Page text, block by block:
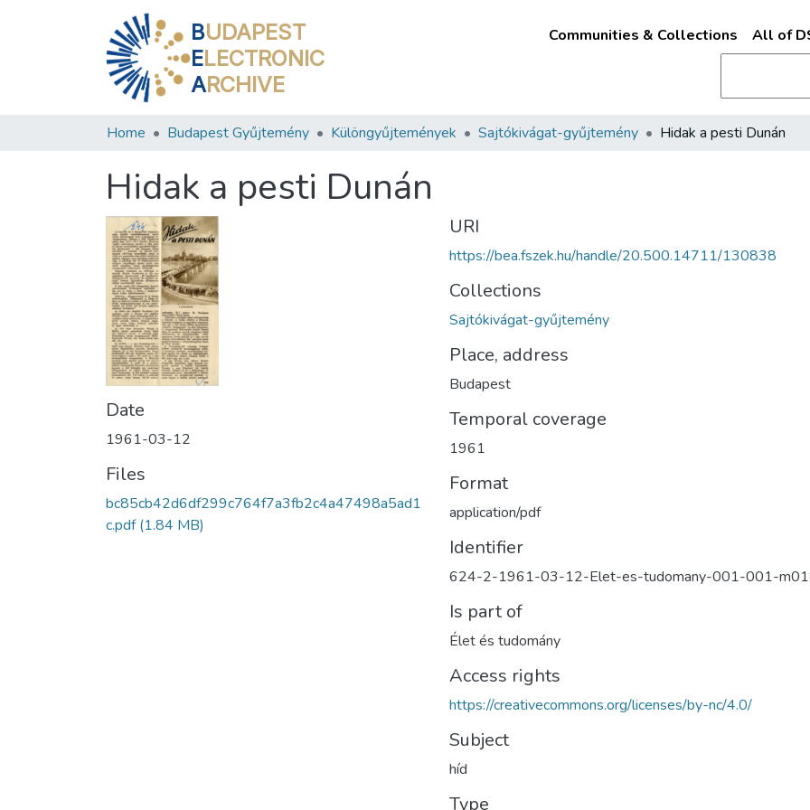
BUDAPEST
ELECTRONIC
ARCHIVE
Communities & Collections All of
Home Budapest Gyűjtemény Különgyűjtemények Sajtókivágat-gyűjtemény Hidak a pesti Dunán
Hidak a pesti Dunán
Date
1961-03-12
Files
bc85cb42d6df299c764f7a3fb2c4a47498a5ad1
c.pdf(1.84 MB)
URI
https://bea.fszek.hu/handle/20.500.14711/130838
Collections
Sajtókivágat-gyűjtemény
Place, address
Budapest
Temporal coverage
1961
Format
application/pdf
Identifier
624-2-1961-03-12-Elet-es-tudomany-001-001-
Is part of
Élet és tudomány
Access rights
https://creativecommons.org/licenses/by-nc/4.0/
Subject
híd
Type